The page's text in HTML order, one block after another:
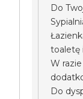
Do
toaletę
W
Do